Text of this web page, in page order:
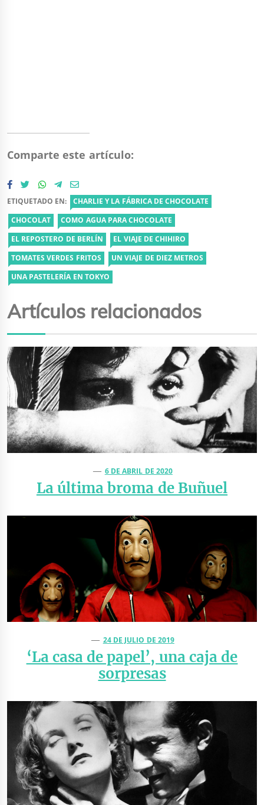
Comparte este artículo:
ETIQUETADO EN:
CHARLIE Y LA FÁBRICA DE CHOCOLATE
CHOCOLAT
COMO AGUA PARA CHOCOLATE
EL REPOSTERO DE BERLÍN
EL VIAJE DE CHIHIRO
TOMATES VERDES FRITOS
UN VIAJE DE DIEZ METROS
UNA PASTELERÍA EN TOKYO
Artículos relacionados
6 DE ABRIL DE 2020
La última broma de Buñuel
24 DE JULIO DE 2019
‘La casa de papel’, una caja de
sorpresas